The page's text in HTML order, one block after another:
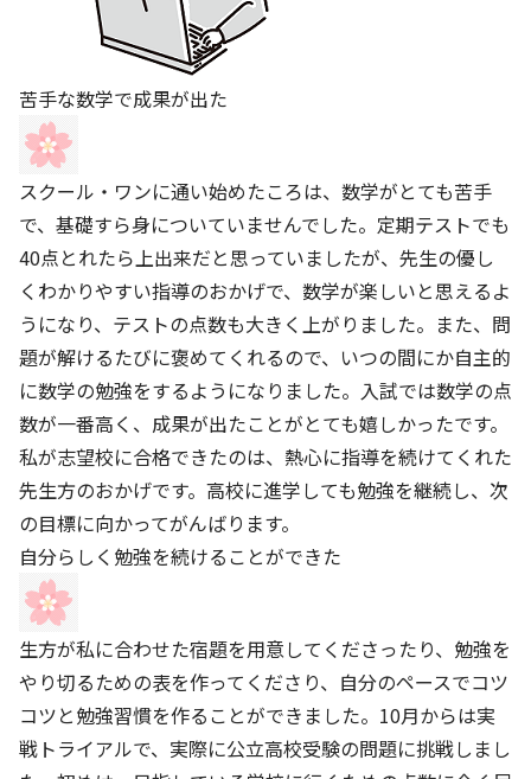
苦手な数学で成果が出た
スクール・ワンに通い始めたころは、数学がとても苦手
で、基礎すら身についていませんでした。定期テストでも
40点とれたら上出来だと思っていましたが、先生の優し
くわかりやすい指導のおかげで、数学が楽しいと思えるよ
うになり、テストの点数も大きく上がりました。また、問
題が解けるたびに褒めてくれるので、いつの間にか自主的
に数学の勉強をするようになりました。入試では数学の点
数が一番高く、成果が出たことがとても嬉しかったです。
私が志望校に合格できたのは、熱心に指導を続けてくれた
先生方のおかげです。高校に進学しても勉強を継続し、次
の目標に向かってがんばります。
自分らしく勉強を続けることができた
生方が私に合わせた宿題を用意してくださったり、勉強を
やり切るための表を作ってくださり、自分のペースでコツ
コツと勉強習慣を作ることができました。10月からは実
戦トライアルで、実際に公立高校受験の問題に挑戦しまし